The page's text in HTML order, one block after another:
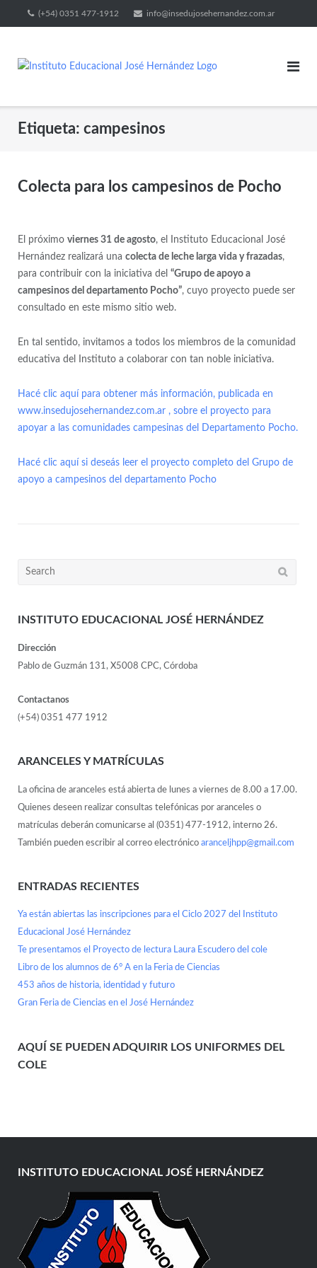
(+54) 0351 477-1912 info@insedujosehernandez.com.ar
Etiqueta: campesinos
Colecta para los campesinos de Pocho
El próximo viernes 31 de agosto, el Instituto Educacional José
Hernández realizará una colecta de leche larga vida y frazadas,
para contribuir con la iniciativa del “Grupo de apoyo a
campesinos del departamento Pocho”, cuyo proyecto puede ser
consultado en este mismo sitio web.
En tal sentido, invitamos a todos los miembros de la comunidad
educativa del Instituto a colaborar con tan noble iniciativa.
Hacé clic aquí para obtener más información, publicada en
www.insedujosehernandez.com.ar , sobre el proyecto para
apoyar a las comunidades campesinas del Departamento Pocho.
Hacé clic aquí si deseás leer el proyecto completo del Grupo de
apoyo a campesinos del departamento Pocho
INSTITUTO EDUCACIONAL JOSÉ HERNÁNDEZ
Dirección
Pablo de Guzmán 131, X5008 CPC, Córdoba
Contactanos
(+54) 0351 477 1912
ARANCELES Y MATRÍCULAS
La oficina de aranceles está abierta de lunes a viernes de 8.00 a 17.00.
Quienes deseen realizar consultas telefónicas por aranceles o
matrículas deberán comunicarse al (0351) 477-1912, interno 26.
También pueden escribir al correo electrónico aranceljhpp@gmail.com
ENTRADAS RECIENTES
Ya están abiertas las inscripciones para el Ciclo 2027 del Instituto
Educacional José Hernández
Te presentamos el Proyecto de lectura Laura Escudero del cole
Libro de los alumnos de 6° A en la Feria de Ciencias
453 años de historia, identidad y futuro
Gran Feria de Ciencias en el José Hernández
AQUÍ SE PUEDEN ADQUIRIR LOS UNIFORMES DEL
COLE
INSTITUTO EDUCACIONAL JOSÉ HERNÁNDEZ